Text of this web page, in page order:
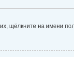
щёлкните на имени